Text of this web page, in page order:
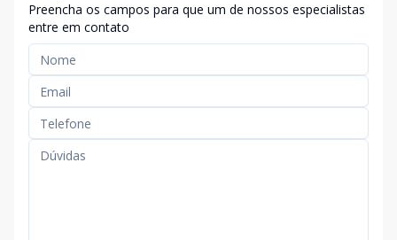
Preencha os campos para que um de nossos especialistas
entre em contato